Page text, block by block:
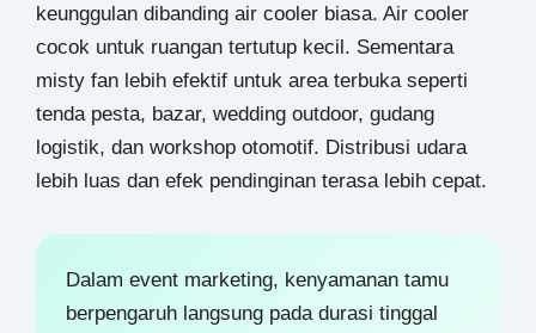
keunggulan dibanding air cooler biasa. Air cooler
cocok untuk ruangan tertutup kecil. Sementara
misty fan lebih efektif untuk area terbuka seperti
tenda pesta, bazar, wedding outdoor, gudang
logistik, dan workshop otomotif. Distribusi udara
lebih luas dan efek pendinginan terasa lebih cepat.
Dalam event marketing, kenyamanan tamu
berpengaruh langsung pada durasi tinggal